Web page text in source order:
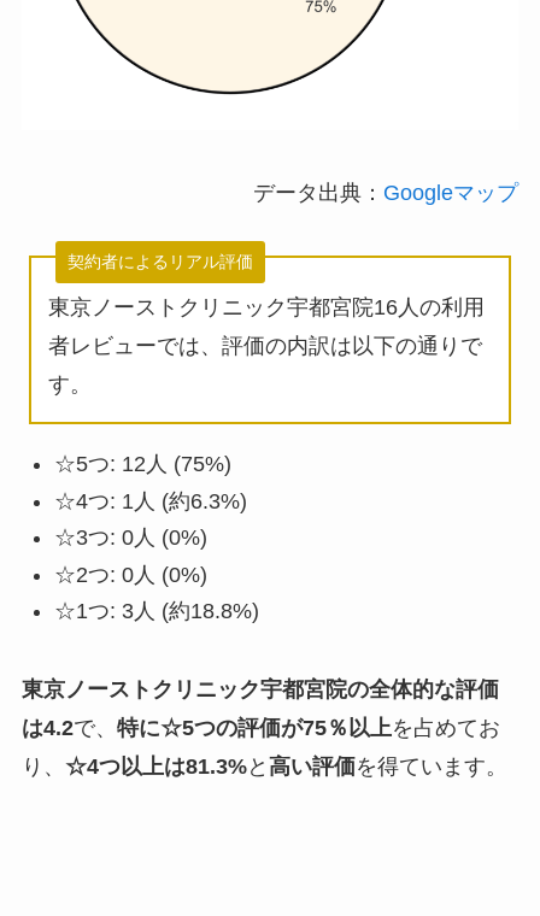
データ出典： Googleマップ
契約者によるリアル評価
東京ノーストクリニック宇都宮院16人の利用
者レビューでは、評価の内訳は以下の通りで
す。
☆5つ: 12人 (75%)
☆4つ: 1人 (約6.3%)
☆3つ: 0人 (0%)
☆2つ: 0人 (0%)
☆1つ: 3人 (約18.8%)
東京ノーストクリニック宇都宮院の全体的な評価
は4.2で、 特に☆5つの評価が75％以上を占めてお
り、 ☆4つ以上は81.3%と 高い評価を得ています。